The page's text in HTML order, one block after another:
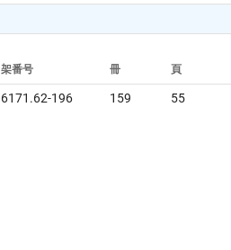
架番号 冊 頁
6171.62-196 159 55